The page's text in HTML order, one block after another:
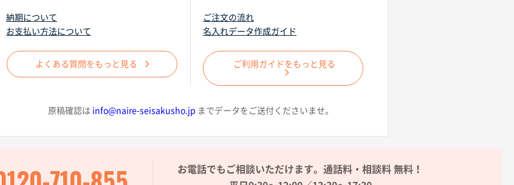
納期について
お支払い方法について
よくある質問をもっと見る
ご注文の流れ
名入れデータ作成ガイド
ご利用ガイドをもっと見る
原稿確認は info@naire-seisakusho.jp までデータをご送付くださいませ。
お電話でもご相談いただけます。通話料・相談料 無料！